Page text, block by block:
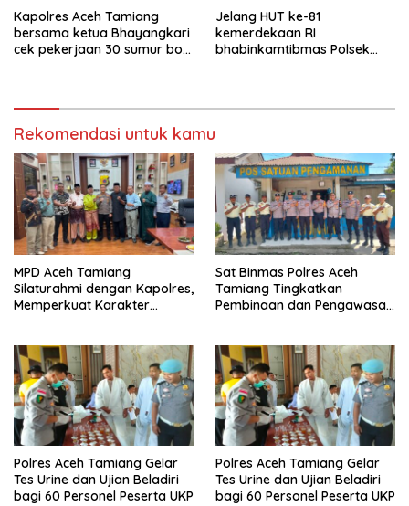
Kapolres Aceh Tamiang
bersama ketua Bhayangkari
cek pekerjaan 30 sumur bor
Jelang HUT ke-81
kemerdekaan RI
bhabinkamtibmas Polsek
Rekomendasi untuk kamu
MPD Aceh Tamiang
Silaturahmi dengan Kapolres,
Memperkuat Karakter
Sat Binmas Polres Aceh
Tamiang Tingkatkan
Pembinaan dan Pengawasan
Polres Aceh Tamiang Gelar
Tes Urine dan Ujian Beladiri
bagi 60 Personel Peserta UKP
Polres Aceh Tamiang Gelar
Tes Urine dan Ujian Beladiri
bagi 60 Personel Peserta UKP